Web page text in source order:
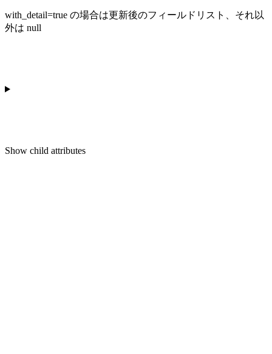
with_detail=true の場合は更新後のフィールドリスト、それ以
外は null
Show child attributes